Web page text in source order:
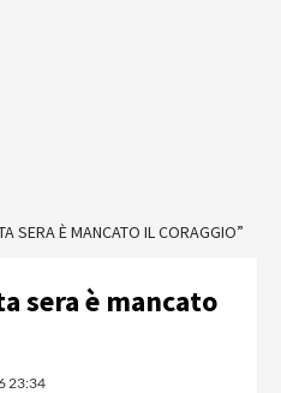
SERA È MANCATO IL CORAGGIO”
sera è mancato
23:34